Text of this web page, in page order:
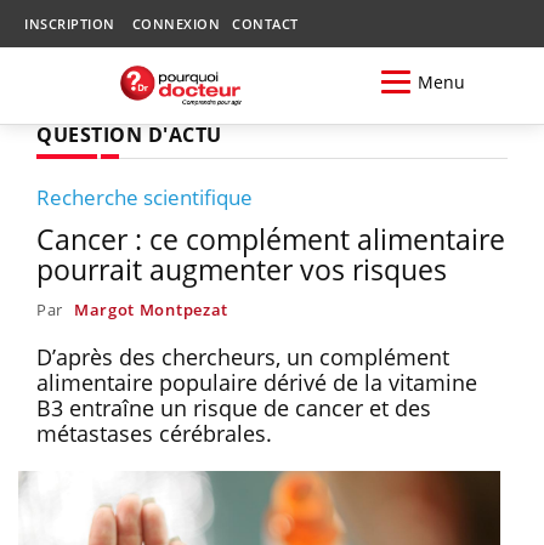
INSCRIPTION CONNEXION CONTACT
Menu
QUESTION D'ACTU
Recherche scientifique
Cancer : ce complément alimentaire
pourrait augmenter vos risques
Par Margot Montpezat
D’après des chercheurs, un complément
alimentaire populaire dérivé de la vitamine
B3 entraîne un risque de cancer et des
métastases cérébrales.